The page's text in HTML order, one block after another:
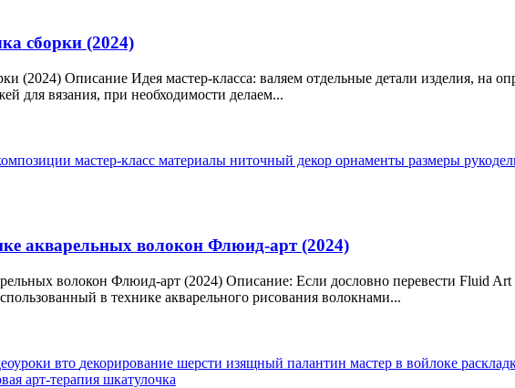
сборки (2024)
(2024) Описание Идея мастер-класса: валяем отдельные детали изделия, на
для вязания, при необходимости делаем...
мастер-класс материалы ниточный декор орнаменты размеры
акварельных волокон Флюид-арт (2024)
волокон Флюид-арт (2024) Описание: Если дословно перевести Fluid Art
в технике акварельного рисования волокнами...
вто декорирование шерсти изящный палантин мастер в войлоке
арт-терапия шкатулочка